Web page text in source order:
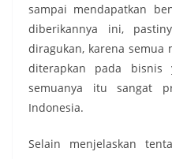
sampai mendapatkan
diberikannya ini,
diragukan, karena
diterapkan pada bisnis
semuanya itu sangat
Indonesia.
Selain menjelaskan